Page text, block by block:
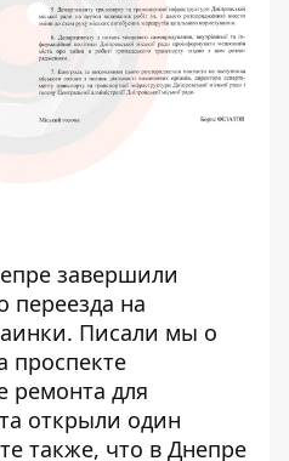
завершили
переезда на
Писали мы о
проспекте
ремонта для
открыли один
также, что в Днепре